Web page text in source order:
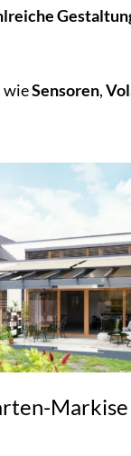
wieSensoren,
Markise